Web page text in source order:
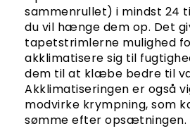
sammenrullet) i mindst 24
du vil hænge dem op. Det
tapetstrimlerne mulighed
akklimatisere sig til
dem til at klæbe bedre til
Akklimatiseringen er også
modvirke krympning, som
sømme efter opsætningen.